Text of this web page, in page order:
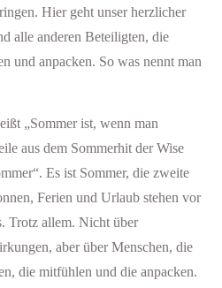
Hier geht unser herzlicher
alle anderen Beteiligten, die
und anpacken. So was nennt man
„Sommer ist, wenn man
aus dem Sommerhit der Wise
Es ist Sommer, die zweite
Ferien und Urlaub stehen vor
Trotz allem. Nicht über
aber über Menschen, die
die mitfühlen und die anpacken.